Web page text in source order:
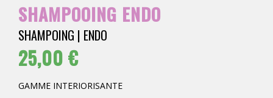
SHAMPOOING ENDO
SHAMPOING | ENDO
25,00 €
GAMME INTERIORISANTE